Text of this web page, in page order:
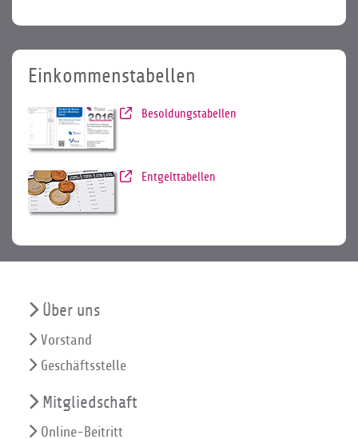
Einkommenstabellen
Besoldungstabellen
Entgelttabellen
Über uns
Vorstand
Geschäftsstelle
Mitgliedschaft
Online-Beitritt